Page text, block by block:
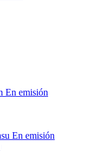
En emisión
En emisión